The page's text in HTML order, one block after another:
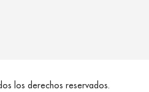
los derechos reservados.